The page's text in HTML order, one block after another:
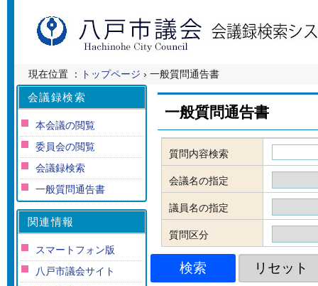
現在位置 ： トップページ › 一般質問通告書
一般質問通告書
質問内容検索
会議名の指定
議員名の指定
質問区分
会議録検索
本会議の閲覧
委員会の閲覧
会議録検索
一般質問通告書
関連情報
スマートフォン版
八戸市議会サイト